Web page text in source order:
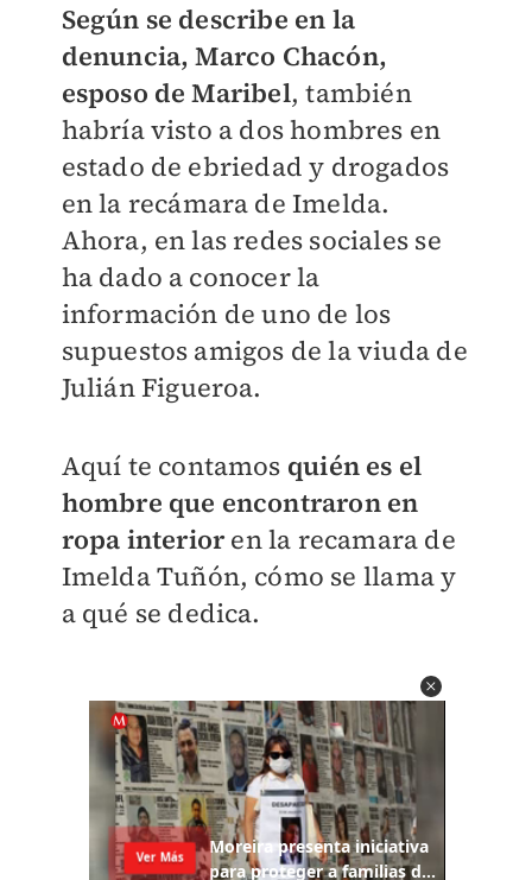
Según se describe en la
denuncia, Marco Chacón,
esposo de Maribel, también
habría visto a dos hombres en
estado de ebriedad y drogados
en la recámara de Imelda.
Ahora, en las redes sociales se
ha dado a conocer la
información de uno de los
supuestos amigos de la viuda de
Julián Figueroa.
Aquí te contamos quién es el
hombre que encontraron en
ropa interioren la recamara de
Imelda Tuñón, cómo se llama y
a qué se dedica.